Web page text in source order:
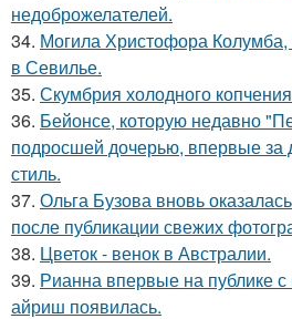
недоброжелателей.
34. Могила Христофора
в Севилье.
35. Скумбрия холодного
36. Бейонсе, которую недавно
подросшей дочерью, впервые за
стиль.
37. Ольга Бузова вновь
после публикации свежих
38. Цветок - венок в Австралии.
39. Рианна впервые на публике
айриш появилась.